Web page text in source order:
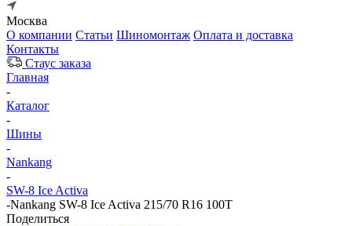
Москва
О компании Статьи Шиномонтаж Оплата и доставка
Контакты
Стаус заказа
Главная
-
Каталог
-
Шины
-
Nankang
-
SW-8 Ice Activa
-Nankang SW-8 Ice Activa 215/70 R16 100T
Поделиться